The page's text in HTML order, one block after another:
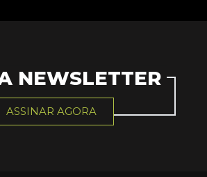
NEWSLETTER
ASSINAR AGORA